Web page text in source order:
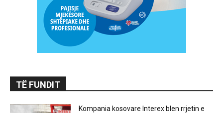
TË FUNDIT
Kompania kosovare Interex blen rrjetin e